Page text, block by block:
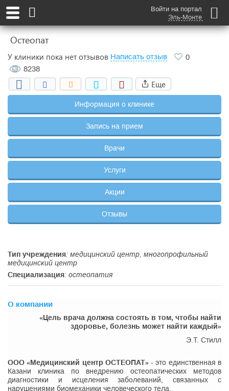
Войти на портал
Эль-Монте
Остеопат
У клиники пока нет отзывов Написать отзыв
0
8238
Еще
Информация о клинике
Запись на прием
Врачи
Услуги
Акции
Отзывы
Тип учреждения: медицинский центр, многопрофильный
медицинский центр
Специализация: остеопатия
О компании
«Цель врача должна состоять в том, чтобы найти
здоровье, болезнь может найти каждый»
Э.Т. Стилл
ООО «Медицинский центр ОСТЕОПАТ»- это единственная в
Казани клиника по внедрению остеопатических методов
диагностики и исцеления заболеваний, связанных с
нарушениями биомеханики человеческого тела.